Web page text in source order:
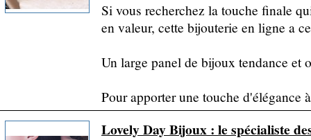
Si vous recherchez la touche finale
en valeur, cette bijouterie en ligne a
Un large panel de bijoux tendance et
Pour apporter une touche d'élégance
Lovely Day Bijoux : le spécialiste